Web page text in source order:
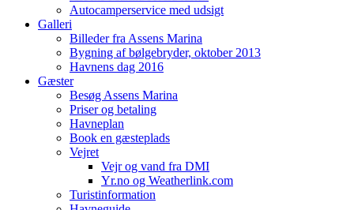
Autocamperservice med udsigt
Galleri
Billeder fra Assens Marina
Bygning af bølgebryder, oktober 2013
Havnens dag 2016
Gæster
Besøg Assens Marina
Priser og betaling
Havneplan
Book en gæsteplads
Vejret
Vejr og vand fra DMI
Yr.no og Weatherlink.com
Turistinformation